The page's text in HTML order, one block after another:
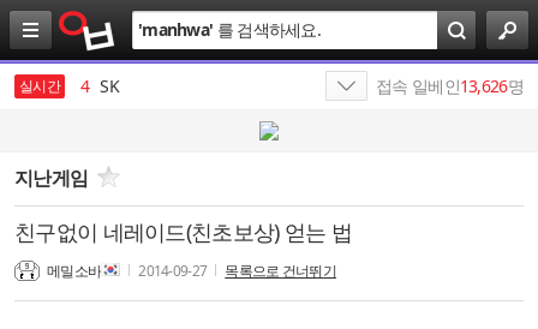
검
색
'manhwa' 를 검색하세요.
실시간
3 배인규
4 SK
6 김종화
최태원
8
SKI
9 SK이노베이션
접속 일베인13,626명
지난게임
친구없이 네레이드(친초보상) 얻는 법
메밀소바 2014-09-27 목록으로 건너뛰기